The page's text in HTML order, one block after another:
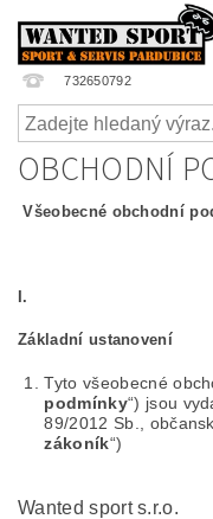
732650792
OBCHODNÍ
Všeobecné obchodní
I.
Základní ustanovení
Tyto všeobecné
podmínky“) jsou
89/2012 Sb.,
zákoník“)
Wanted sport s.r.o.